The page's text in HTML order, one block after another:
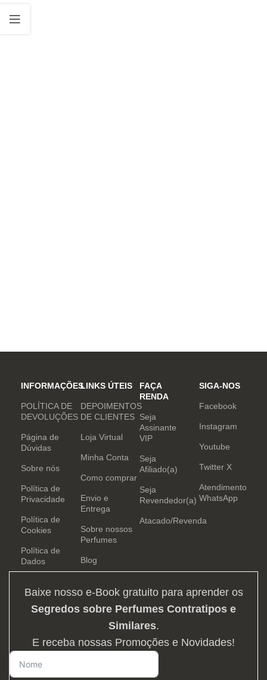
INFORMAÇÕES
POLÍTICA DE
DEVOLUÇÕES
Página de
Dúvidas
Sobre nós
Política de
Privacidade
Política de
Cookies
Política de
Dados
LINKS ÚTEIS
DEPOIMENTOS
DE CLIENTES
Loja Virtual
Minha Conta
Como comprar
Envio e
Entrega
Sobre nossos
Perfumes
Blog
FAÇA
RENDA
Seja
Assinante
VIP
Seja
Afiliado(a)
Seja
Revendedor(a)
Atacado/Revenda
SIGA-NOS
Facebook
Instagram
Youtube
Twitter X
Atendimento
WhatsApp
Baixe nosso e-Book gratuito para aprender os
Segredos sobre Perfumes Contratipos e
Similares.
E receba nossas Promoções e Novidades!